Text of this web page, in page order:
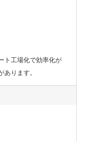
ト工場化で効率化が
ります。